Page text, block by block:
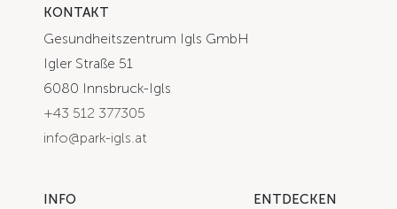
KONTAKT
Gesundheitszentrum Igls GmbH
Igler Straße 51
6080 Innsbruck-Igls
+43 512 377305
info@park-igls.at
INFO ENTDECKEN